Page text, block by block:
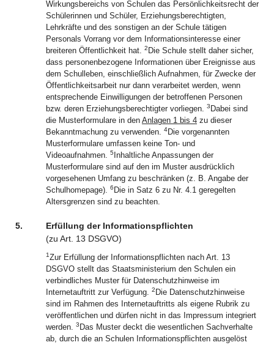
Wirkungsbereichs von Schulen das Persönlichkeitsrecht der
Schülerinnen und Schüler, Erziehungsberechtigten,
Lehrkräfte und des sonstigen an der Schule tätigen
Personals Vorrang vor dem Informationsinteresse einer
breiteren Öffentlichkeit hat. 2 Die Schule stellt daher sicher,
dass personenbezogene Informationen über Ereignisse aus
dem Schulleben, einschließlich Aufnahmen, für Zwecke der
Öffentlichkeitsarbeit nur dann verarbeitet werden, wenn
entsprechende Einwilligungen der betroffenen Personen
bzw. deren Erziehungsberechtigter vorliegen. 3 Dabei sind
die Musterformulare in den Anlagen 1 bis 4 zu dieser
Bekanntmachung zu verwenden. 4Die vorgenannten
Musterformulare umfassen keine Ton- und
Videoaufnahmen. 5 Inhaltliche Anpassungen der
Musterformulare sind auf den im Muster ausdrücklich
vorgesehenen Umfang zu beschränken (z. B. Angabe der
Schulhomepage). 6 Die in Satz 6 zu Nr. 4.1 geregelten
Altersgrenzen sind zu beachten.
5.
Erfüllung der Informationspflichten
(zu Art. 13 DSGVO)
1Zur Erfüllung der Informationspflichten nach Art. 13
DSGVO stellt das Staatsministerium den Schulen ein
verbindliches Muster für Datenschutzhinweise im
Internetauftritt zur Verfügung. 2 Die Datenschutzhinweise
sind im Rahmen des Internetauftritts als eigene Rubrik zu
veröffentlichen und dürfen nicht in das Impressum integriert
werden. 3 Das Muster deckt die wesentlichen Sachverhalte
ab, durch die an Schulen Informationspflichten ausgelöst